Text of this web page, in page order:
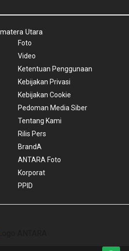
Utara
Foto
Video
Ketentuan Penggunaan
Kebijakan Privasi
Kebijakan Cookie
Pedoman Media Siber
Tentang Kami
Rilis Pers
BrandA
ANTARA Foto
Korporat
PPID